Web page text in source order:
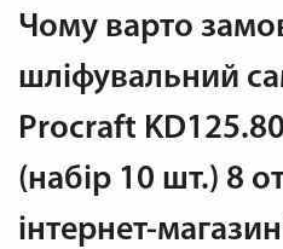
Чому варто
шліфувальний
Procraft
(набір 10 шт.) 8
інтернет-